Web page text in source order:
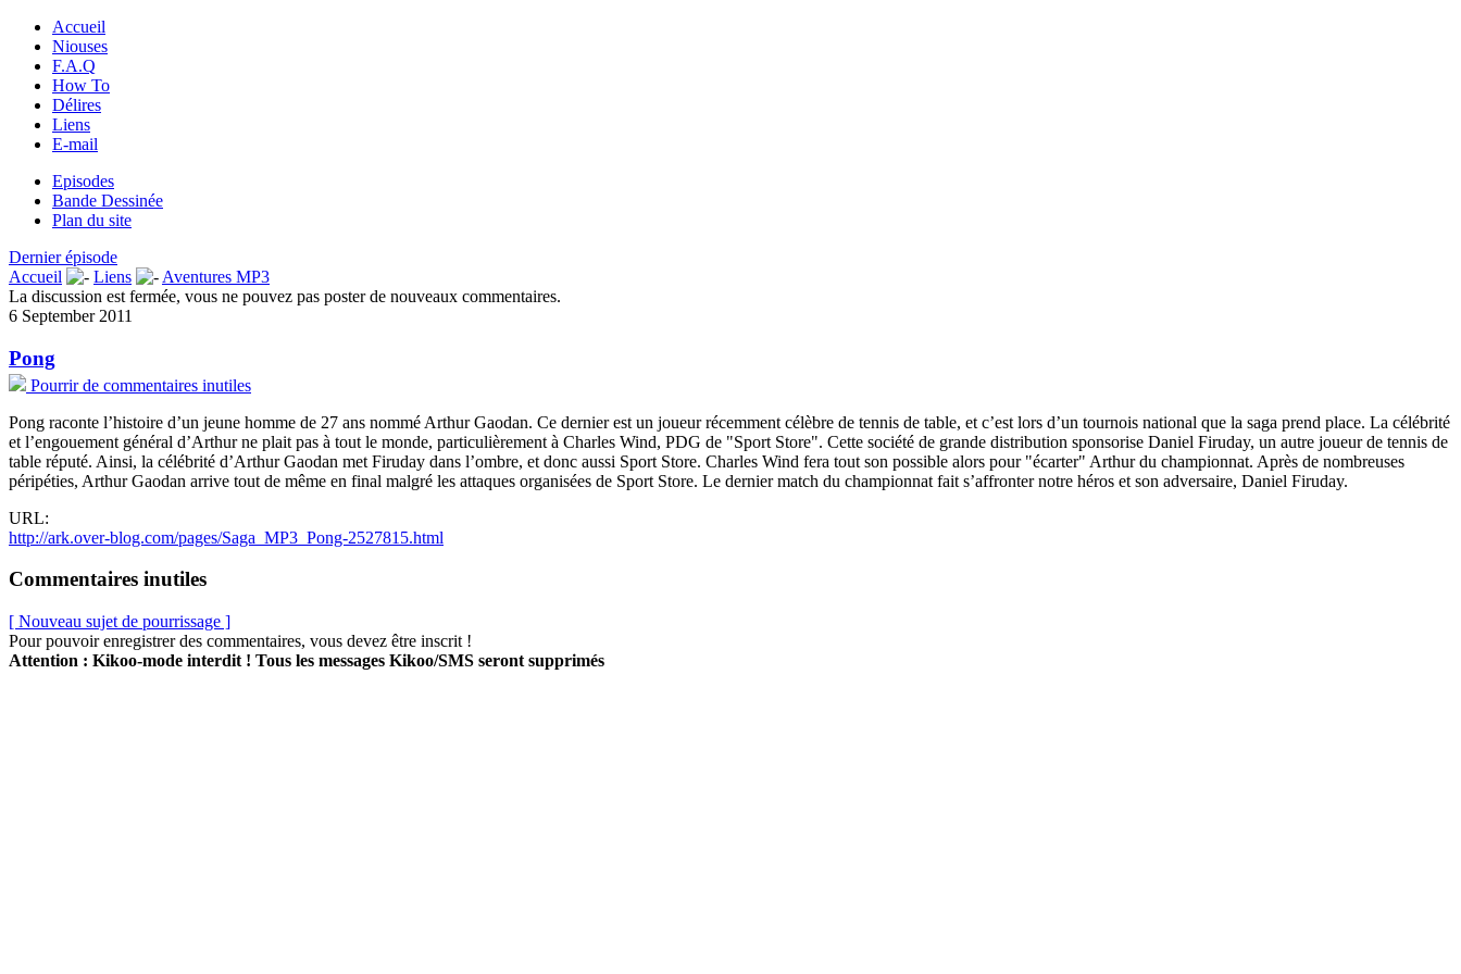
Accueil
Niouses
F.A.Q
How To
Délires
Liens
E-mail
Episodes
Bande Dessinée
Plan du site
Dernier épisode
Accueil
Liens
Aventures MP3
La discussion est fermée, vous ne pouvez pas poster de nouveaux commentaires.
6 September 2011
Pong
Pourrir de commentaires inutiles
Pong raconte l’histoire d’un jeune homme de 27 ans nommé Arthur Gaodan. Ce dernier est un joueur récemment célèbre de tennis de table, et c’est lors d’un tournois national que la saga prend place. La célébrité
et l’engouement général d’Arthur ne plait pas à tout le monde, particulièrement à Charles Wind, PDG de "Sport Store". Cette société de grande distribution sponsorise Daniel Firuday, un autre joueur de tennis de
table réputé. Ainsi, la célébrité d’Arthur Gaodan met Firuday dans l’ombre, et donc aussi Sport Store. Charles Wind fera tout son possible alors pour "écarter" Arthur du championnat. Après de nombreuses
péripéties, Arthur Gaodan arrive tout de même en final malgré les attaques organisées de Sport Store. Le dernier match du championnat fait s’affronter notre héros et son adversaire, Daniel Firuday.
URL:
http://ark.over-blog.com/pages/Saga_MP3_Pong-2527815.html
Commentaires inutiles
[ Nouveau sujet de pourrissage ]
Pour pouvoir enregistrer des commentaires, vous devez être inscrit !
Attention : Kikoo-mode interdit ! Tous les messages Kikoo/SMS seront supprimés